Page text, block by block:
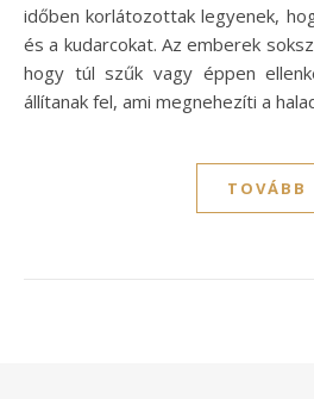
időben korlátozottak legyenek,
és a kudarcokat. Az emberek
hogy túl szűk vagy éppen
állítanak fel, ami megnehezíti a
TOVÁBB